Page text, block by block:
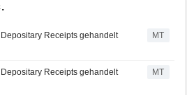
Receipts gehandelt
MT
Receipts gehandelt
MT